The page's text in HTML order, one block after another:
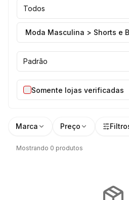
Todos
Moda Masculina > Shorts e
Padrão
Somente lojas verificadas
Marca Preço
Mostrando 0 produtos